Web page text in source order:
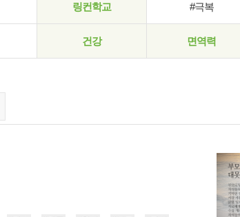
링컨학교 #극복
건강 면역력